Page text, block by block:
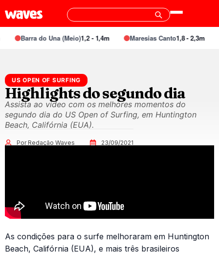
Barra do Una (Meio)1,2 - 1,4m Maresias Canto1,8 - 2,3m
US OPEN OF SURFING
Highlights do segundo dia
Assista ao vídeo com os melhores momentos do
segundo dia do US Open of Surfing, em Huntington
Beach, Califórnia (EUA).
Por Redação Waves 23/09/2021
As condições para o surfe melhoraram em Huntington
Beach, Califórnia (EUA), e mais três brasileiros